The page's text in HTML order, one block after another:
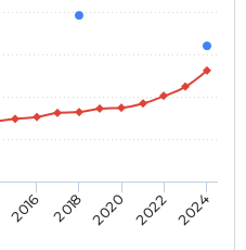
2016 2018 2020 2022 2024